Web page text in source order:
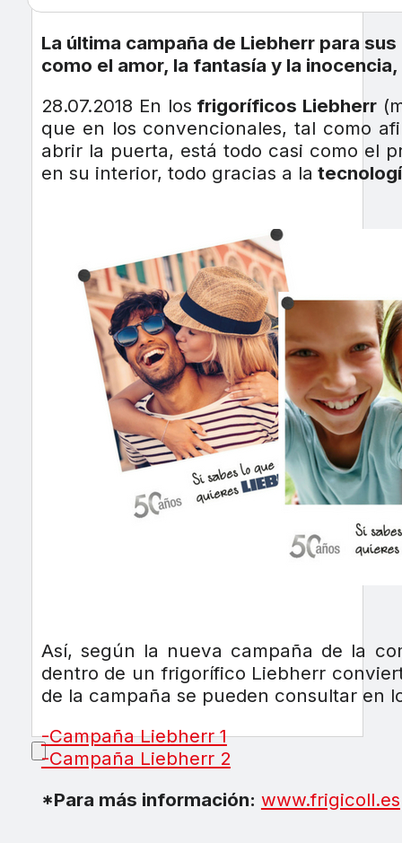
La última campaña de Liebherr para
como el amor, la fantasía y la
28.07.2018 En los frigoríficos Liebherr
que en los convencionales, tal como
abrir la puerta, está todo casi como el
en su interior, todo gracias a la
Así, según la nueva campaña de la
dentro de un frigorífico Liebherr
de la campaña se pueden consultar en
-Campaña Liebherr 1
-Campaña Liebherr 2
*Para más información: www.frigicoll.es